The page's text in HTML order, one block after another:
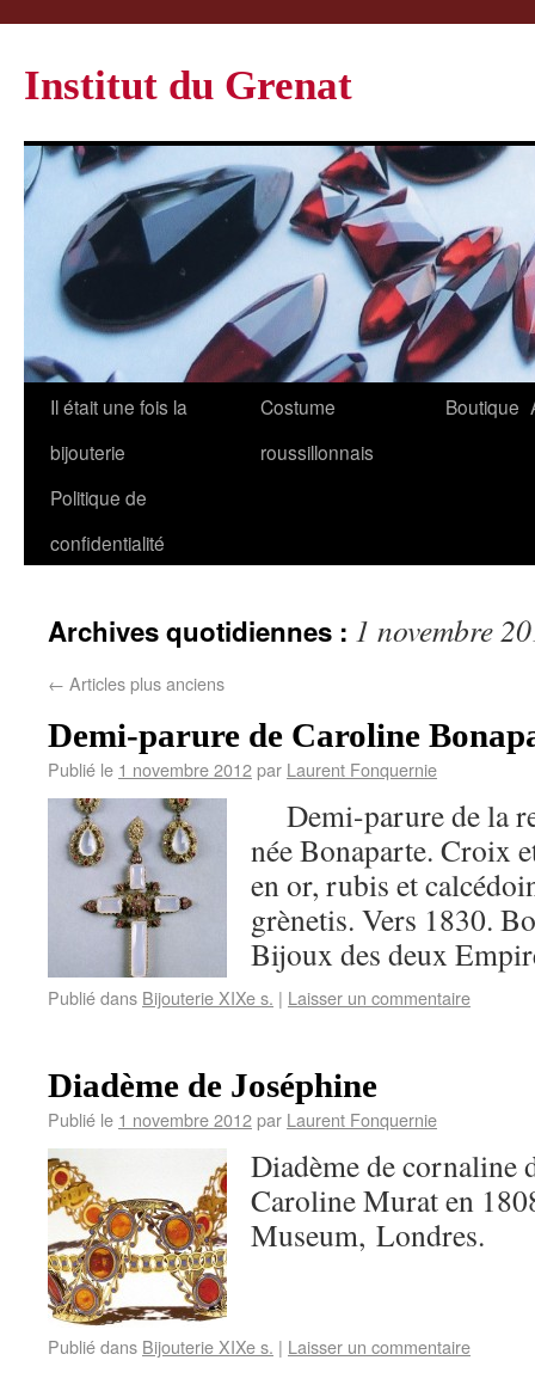
Institut du Grenat
Il était une fois la
bijouterie
Costume
roussillonnais
Boutique
Politique de
confidentialité
Archives quotidiennes : 1 novembre
← Articles plus anciens
Demi-parure de Caroline
Publié le 1 novembre 2012par Laurent Fonquernie
Demi-parure de la
née Bonaparte. Croix
en or, rubis et
grènetis. Vers 1830.
Bijoux des deux
Publié dans Bijouterie XIXe s. | Laisser un commentaire
Diadème de Joséphine
Publié le 1 novembre 2012par Laurent Fonquernie
Diadème de cornaline
Caroline Murat en
Museum, Londres.
Publié dans Bijouterie XIXe s. | Laisser un commentaire